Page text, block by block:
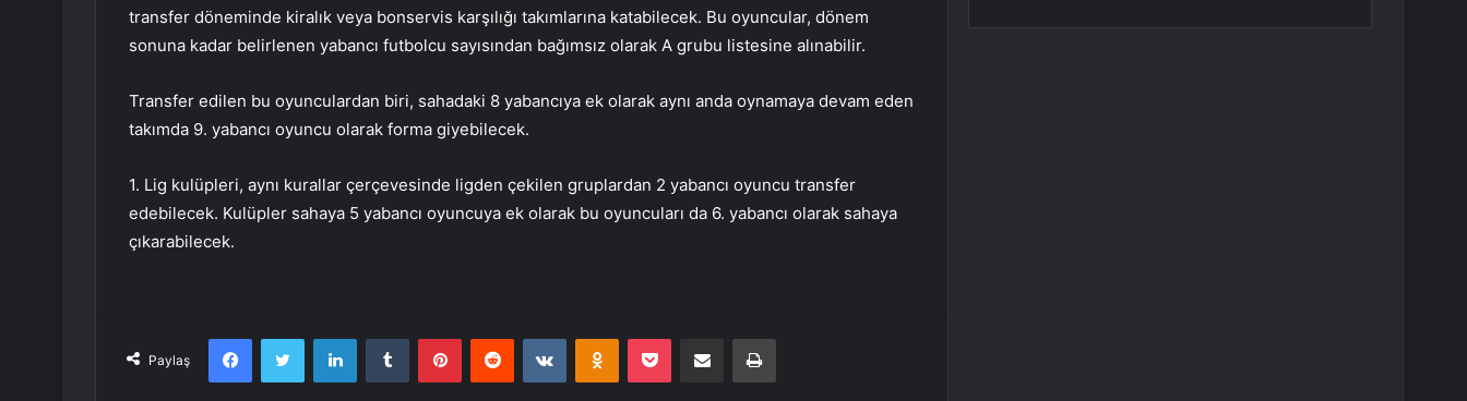
transfer döneminde kiralık veya bonservis karşılığı takımlarına katabilecek. Bu oyuncular, dönem
sonuna kadar belirlenen yabancı futbolcu sayısından bağımsız olarak A grubu listesine alınabilir.
Transfer edilen bu oyunculardan biri, sahadaki 8 yabancıya ek olarak aynı anda oynamaya devam eden
takımda 9. yabancı oyuncu olarak forma giyebilecek.
1. Lig kulüpleri, aynı kurallar çerçevesinde ligden çekilen gruplardan 2 yabancı oyuncu transfer
edebilecek. Kulüpler sahaya 5 yabancı oyuncuya ek olarak bu oyuncuları da 6. yabancı olarak sahaya
çıkarabilecek.
Paylaş
FacebookTwitter LinkedInTumblr PinterestReddit VKontakteOdnoklassniki
Pocket E-Posta ile paylaş Yazdır